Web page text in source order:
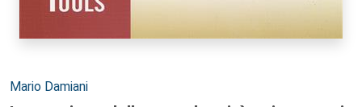
Autori:
Mario Damiani